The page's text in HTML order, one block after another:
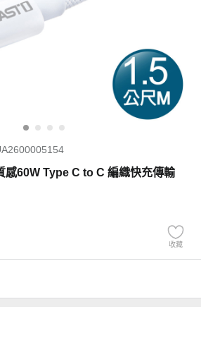
感60W Type C to C 編織快充傳輸
收藏